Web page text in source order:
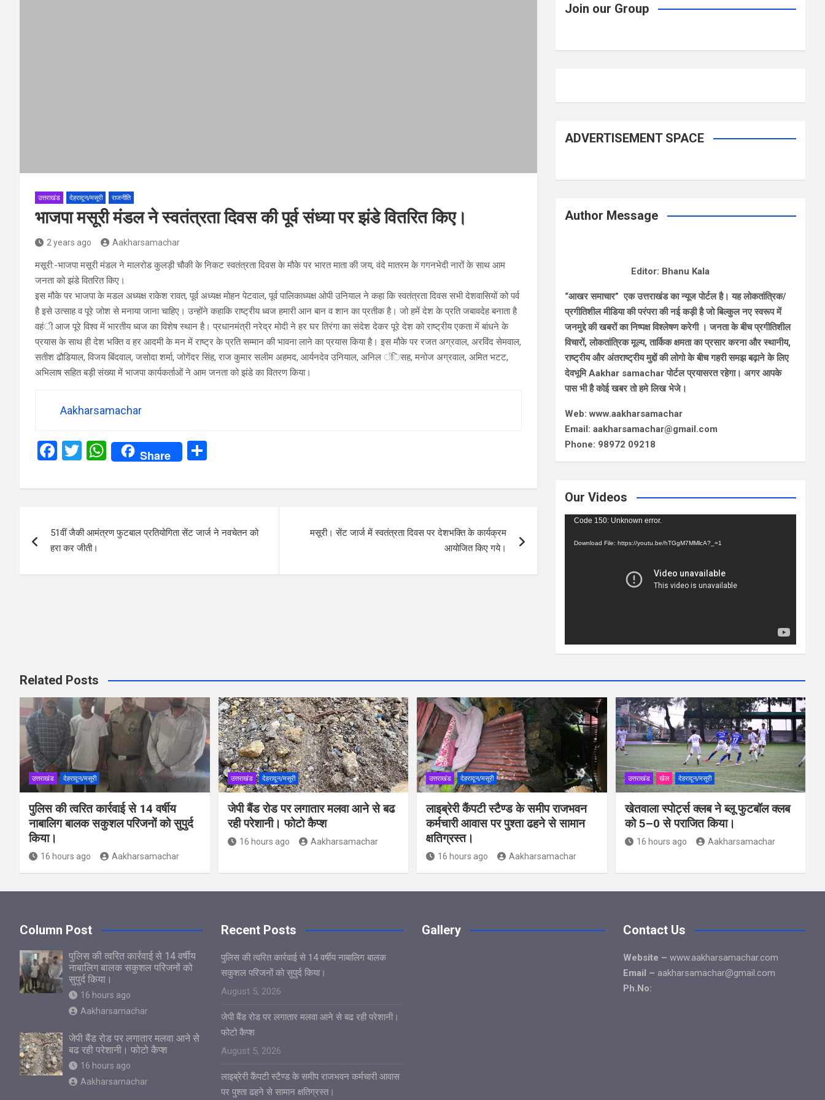
उत्तराखंड देहरादून/मसूरी राजनीति
भाजपा मसूरी मंडल ने स्वतंत्रता दिवस की पूर्व संध्या पर झंडे वितरित किए।
2 years ago Aakharsamachar
मसूरी:-भाजपा मसूरी मंडल ने मालरोड कुलड़ी चौकी के निकट स्वतंत्रता दिवस के मौके पर भारत माता की जय, वंदे मातरम के गगनभेदी नारों के साथ आम
जनता को झंडे वितरित किए।
इस मौके पर भाजपा के मडल अध्यक्ष राकेश रावत, पूर्व अध्यक्ष मोहन पेटवाल, पूर्व पालिकाध्यक्ष ओपी उनियाल ने कहा कि स्वतंत्रता दिवस सभी देशवासियों को पर्व
है इसे उत्साह व पूरे जोश से मनाया जाना चाहिए। उन्होंने कहाकि राष्ट्रीय ध्वज हमारी आन बान व शान का प्रतीक है। जो हमें देश के प्रति जबावदेह बनाता है
वहंी आज पूरे विश्व में भारतीय ध्वज का विशेष स्थान है। प्रधानमंत्री नरेद्र मोदी ने हर घर तिरंगा का संदेश देकर पूरे देश को राष्ट्रीय एकता में बांधने के
प्रयास के साथ ही देश भक्ति व हर आदमी के मन में राष्ट्र के प्रति सम्मान की भावना लाने का प्रयास किया है। इस मौके पर रजत अग्रवाल, अरविंद सेमवाल,
सतीश ढौडियाल, विजय बिंदवाल, जसोदा शर्मा, जोगेंदर सिंह, राज कुमार सलीम अहमद, आर्यनदेव उनियाल, अनिल ंिसह, मनोज अग्रवाल, अमित भटट,
अभिलाष सहित बड़ी संख्या में भाजपा कार्यकर्ताओं ने आम जनता को झंडे का वितरण किया।
Aakharsamachar
F
ce
o
o
k
T
tt
W
at
A
p
Share
ar
navigation
51वीं जैकी आमंत्रण फुटबाल प्रतियोगिता सेंट जार्ज ने नवचेतन को
हरा कर जीती।
मसूरी। सेंट जार्ज में स्वतंत्रता दिवस पर देशभक्ति के कार्यक्रम
आयोजित किए गये।
Join our Group
ADVERTISEMENT SPACE
Author Message
Editor: Bhanu Kala
“आखर समाचार” एक उत्तराखंड का न्यूज पोर्टल है। यह लोकतांत्रिक/
प्रगीतिशील मीडिया की परंपरा की नई कड़ी है जो बिल्कुल नए स्वरूप में
जनमुद्दे की खबरों का निष्पक्ष विश्लेषण करेगी । जनता के बीच प्रगीतिशील
विचारों, लोकतांत्रिक मूल्य, तार्किक क्षमता का प्रसार करना और स्थानीय,
राष्ट्रीय और अंतराष्ट्रीय मुद्दों की लोगो के बीच गहरी समझ बढ़ाने के लिए
देवभूमि Aakhar samachar पोर्टल प्रयासरत रहेगा। अगर आपके
पास भी है कोई खबर तो हमे लिख भेजे।
Web: www.aakharsamachar
Email: aakharsamachar@gmail.com
Phone: 98972 09218
Our Videos
Video
Code 150: Unknown error.
Download File: https://youtu.be/hTGgM7MMlcA?_=1
Related Posts
उत्तराखंड देहरादून/मसूरी
पुलिस की त्वरित कार्रवाई से 14 वर्षीय
नाबालिग बालक सकुशल परिजनों को सुपुर्द
किया।
16 hours ago Aakharsamachar
उत्तराखंड देहरादून/मसूरी
जेपी बैंड रोड पर लगातार मलवा आने से बढ
रही परेशानी। फोटो कैप्श
16 hours ago Aakharsamachar
उत्तराखंड देहरादून/मसूरी
लाइब्रेरी कैंपटी स्टैण्ड के समीप राजभवन
कर्मचारी आवास पर पुश्ता ढहने से सामान
क्षतिग्रस्त।
16 hours ago Aakharsamachar
उत्तराखंड खेल देहरादून/मसूरी
खेतवाला स्पोर्ट्स क्लब ने ब्लू फुटबॉल क्लब
को 5–0 से पराजित किया।
16 hours ago Aakharsamachar
Column Post
पुलिस की त्वरित कार्रवाई से 14 वर्षीय
नाबालिग बालक सकुशल परिजनों को
सुपुर्द किया।
16 hours ago
Aakharsamachar
जेपी बैंड रोड पर लगातार मलवा आने से
बढ रही परेशानी। फोटो कैप्श
16 hours ago
Aakharsamachar
Recent Posts
पुलिस की त्वरित कार्रवाई से 14 वर्षीय नाबालिग बालक
सकुशल परिजनों को सुपुर्द किया।
August 5, 2026
जेपी बैंड रोड पर लगातार मलवा आने से बढ रही परेशानी।
फोटो कैप्श
August 5, 2026
लाइब्रेरी कैंपटी स्टैण्ड के समीप राजभवन कर्मचारी आवास
पर पुश्ता ढहने से सामान क्षतिग्रस्त।
Gallery Contact Us
Website – www.aakharsamachar.com
Email – aakharsamachar@gmail.com
Ph.No: